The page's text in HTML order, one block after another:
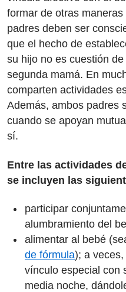
formar de otras
padres deben ser
que el hecho de
su hijo no es cuestión
segunda mamá. En
comparten actividades
Además, ambos padres
cuando se apoyan
sí.
Entre las actividades
se incluyen las
participar
alumbramiento del
alimentar al bebé
de fórmula); a
vínculo especial con
media noche,